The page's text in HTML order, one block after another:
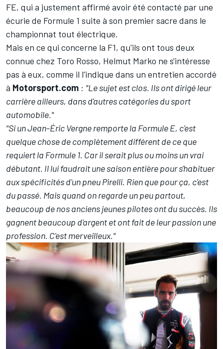
FE, qui a justement affirmé avoir été contacté par une
écurie de Formule 1 suite à son premier sacre dans le
championnat tout électrique.
Mais en ce qui concerne la F1, qu'ils ont tous deux
connue chez Toro Rosso, Helmut Marko ne s'intéresse
pas à eux, comme il l'indique dans un entretien accordé
à Motorsport.com : "Le sujet est clos. Ils ont dirigé leur
carrière ailleurs, dans d'autres catégories du sport
automobile."
"Si un Jean-Éric Vergne remporte la Formule E, c'est
quelque chose de complètement différent de ce que
requiert la Formule 1. Car il serait plus ou moins un vrai
débutant. Il lui faudrait une saison entière pour s'habituer
aux spécificités d'un pneu Pirelli. Rien que pour ça, c'est
du passé. Mais quand on regarde un peu partout,
beaucoup de nos anciens jeunes pilotes ont du succès. Ils
gagnent beaucoup d'argent et ont fait de leur passion une
profession. C'est merveilleux."